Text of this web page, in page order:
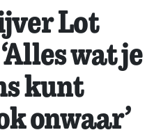
Lot
wat je
kunt
onwaar’